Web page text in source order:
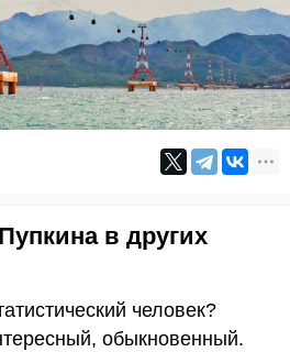
в других
человек?
обыкновенный.